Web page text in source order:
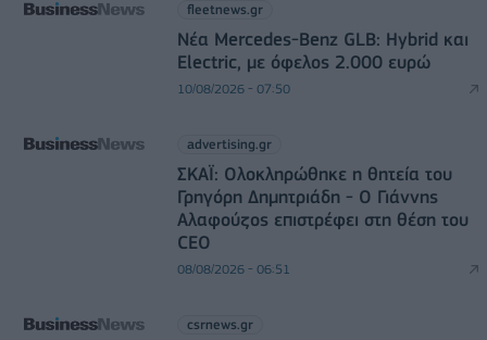
fleetnews.gr
Νέα Mercedes-Benz GLB: Hybrid και
Electric, με όφελος 2.000 ευρώ
10/08/2026 - 07:50
advertising.gr
ΣΚΑΪ: Ολοκληρώθηκε η θητεία του
Γρηγόρη Δημητριάδη - Ο Γιάννης
Αλαφούζος επιστρέφει στη θέση του
CEO
08/08/2026 - 06:51
csrnews.gr